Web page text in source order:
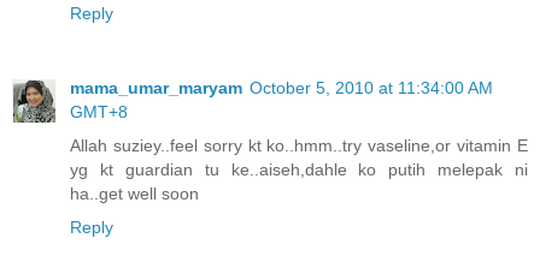
Reply
mama_umar_maryam October 5, 2010 at 11:34:00 AM
GMT+8
Allah suziey..feel sorry kt ko..hmm..try vaseline,or vitamin E
yg kt guardian tu ke..aiseh,dahle ko putih melepak ni
ha..get well soon
Reply